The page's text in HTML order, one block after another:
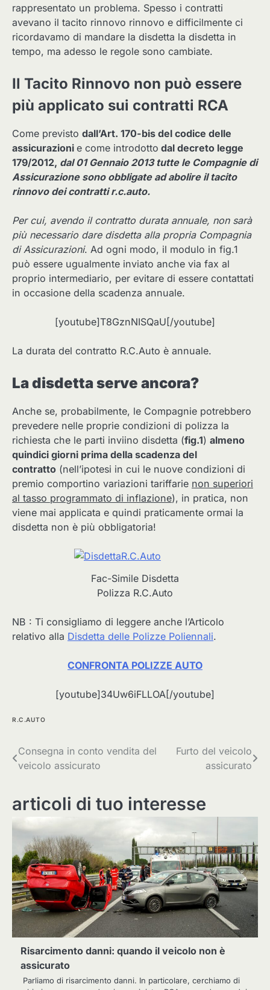
rappresentato un problema. Spesso i contratti
avevano il tacito rinnovo rinnovo e difficilmente ci
ricordavamo di mandare la disdetta la disdetta in
tempo, ma adesso le regole sono cambiate.
Il Tacito Rinnovo non può essere
più applicato sui contratti RCA
Come previsto dall’Art. 170-bis del codice delle
assicurazioni e come introdotto dal decreto legge
179/2012, dal 01 Gennaio 2013 tutte le Compagnie di
Assicurazione sono obbligate ad abolire il tacito
rinnovo dei contratti r.c.auto.
Per cui, avendo il contratto durata annuale, non sarà
più necessario dare disdetta alla propria Compagnia
di Assicurazioni. Ad ogni modo, il modulo in fig.1
può essere ugualmente inviato anche via fax al
proprio intermediario, per evitare di essere contattati
in occasione della scadenza annuale.
[youtube]T8GznNISQaU[/youtube]
La durata del contratto R.C.Auto è annuale.
La disdetta serve ancora?
Anche se, probabilmente, le Compagnie potrebbero
prevedere nelle proprie condizioni di polizza la
richiesta che le parti inviino disdetta (fig.1) almeno
quindici giorni prima della scadenza del
contratto (nell’ipotesi in cui le nuove condizioni di
premio comportino variazioni tariffarie non superiori
al tasso programmato di inflazione), in pratica, non
viene mai applicata e quindi praticamente ormai la
disdetta non è più obbligatoria!
Fac-Simile Disdetta
Polizza R.C.Auto
NB : Ti consigliamo di leggere anche l’Articolo
relativo alla Disdetta delle Polizze Poliennali.
CONFRONTA POLIZZE AUTO
[youtube]34Uw6iFLLOA[/youtube]
R.C.AUTO
Navigazione
articoli
Consegna in conto vendita del
veicolo assicurato
Furto del veicolo
assicurato
articoli di tuo interesse
Risarcimento danni: quando il veicolo non è
assicurato
Parliamo di risarcimento danni. In particolare, cerchiamo di